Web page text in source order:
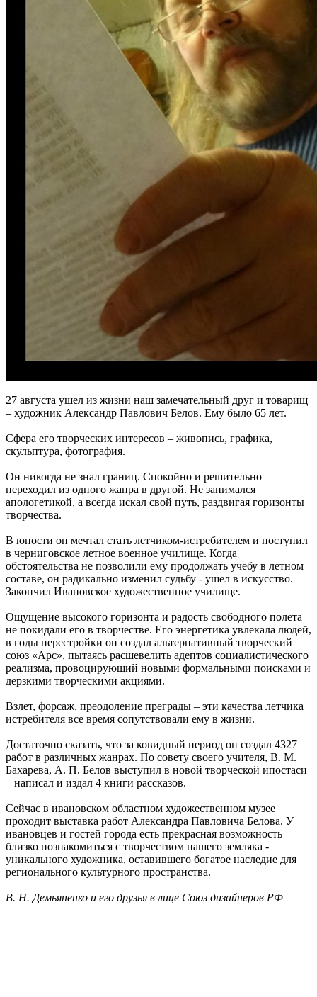
27 августа ушел из жизни наш замечательный друг и товарищ
– художник Александр Павлович Белов. Ему было 65 лет.
Сфера его творческих интересов – живопись, графика,
скульптура, фотография.
Он никогда не знал границ. Спокойно и решительно
переходил из одного жанра в другой. Не занимался
апологетикой, а всегда искал свой путь, раздвигая горизонты
творчества.
В юности он мечтал стать летчиком-истребителем и поступил
в черниговское летное военное училище. Когда
обстоятельства не позволили ему продолжать учебу в летном
составе, он радикально изменил судьбу - ушел в искусство.
Закончил Ивановское художественное училище.
Ощущение высокого горизонта и радость свободного полета
не покидали его в творчестве. Его энергетика увлекала людей,
в годы перестройки он создал альтернативный творческий
союз «Арс», пытаясь расшевелить адептов социалистического
реализма, провоцирующий новыми формальными поисками и
дерзкими творческими акциями.
Взлет, форсаж, преодоление преграды – эти качества летчика
истребителя все время сопутствовали ему в жизни.
Достаточно сказать, что за ковидный период он создал 4327
работ в различных жанрах. По совету своего учителя, В. М.
Бахарева, А. П. Белов выступил в новой творческой ипостаси
– написал и издал 4 книги рассказов.
Сейчас в ивановском областном художественном музее
проходит выставка работ Александра Павловича Белова. У
ивановцев и гостей города есть прекрасная возможность
близко познакомиться с творчеством нашего земляка -
уникального художника, оставившего богатое наследие для
регионального культурного пространства.
В. Н. Демьяненко и его друзья в лице Союз дизайнеров РФ